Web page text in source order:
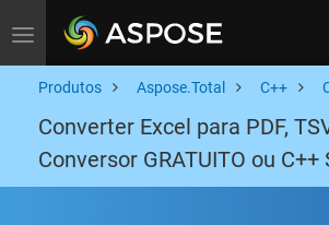
Toggle navigation
Produtos Aspose.Total C++
Converter Excel para PDF,
Conversor GRATUITO ou C++